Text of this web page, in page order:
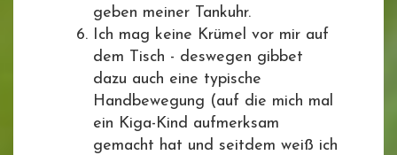
geben meiner Tankuhr.
Ich mag keine Krümel vor mir auf
dem Tisch - deswegen gibbet
dazu auch eine typische
Handbewegung (auf die mich mal
ein Kiga-Kind aufmerksam
gemacht hat und seitdem weiß ich